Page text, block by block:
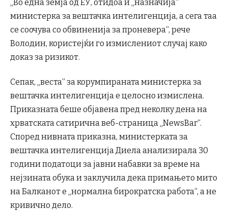
„Во една земја од ЕУ, отидоа и „назначија“
министерка за вештачка интелигенција, а сега таа
се соочува со обвиненија за проневера“, рече
Володин, користејќи го измислениот случај како
доказ за ризикот.
Сепак, „веста“ за корумпираната министерка за
вештачка интелигенција е целосно измислена.
Приказната беше објавена пред неколку дена на
хрватската сатирична веб-страница „NewsBar“.
Според нивната приказна, министерката за
вештачка интелигенција Диела анализирала 30
години податоци за јавни набавки за време на
нејзината обука и заклучила дека примањето мито
на Балканот е „нормална бирократска работа“, а не
кривично дело.